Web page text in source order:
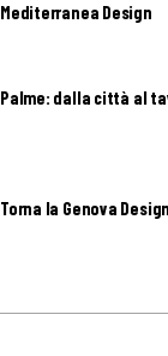
Mediterranea Design
Palme: dalla città al
Torna la Genova